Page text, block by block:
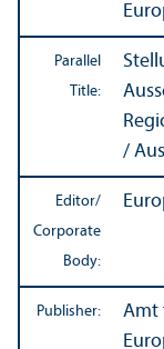
Parallel
Title:
/
Editor/
Corporate
Body:
Publisher:
Amt